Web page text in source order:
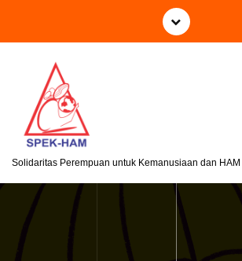
i
Solidaritas Perempuan untuk Kemanusiaan dan HAM